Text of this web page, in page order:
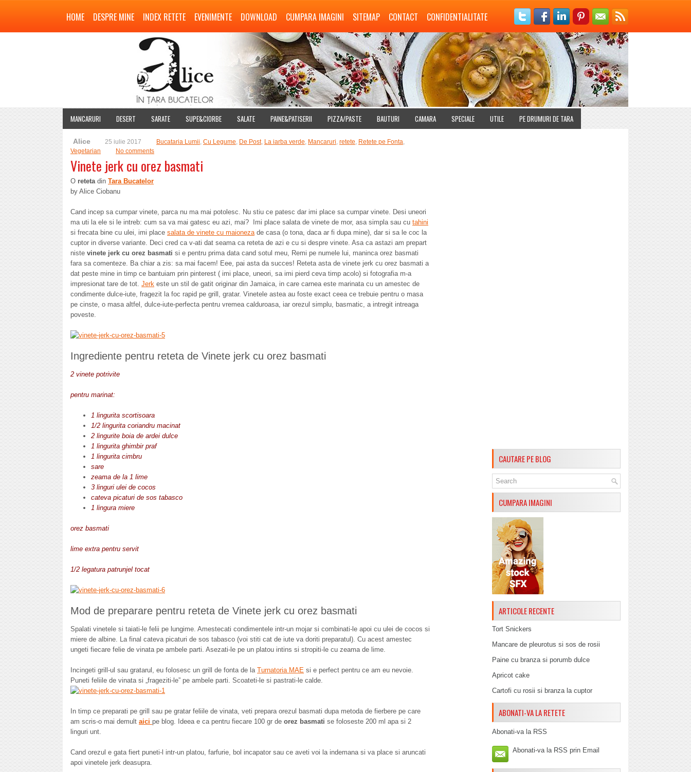
HOME DESPRE MINE INDEX RETETE EVENIMENTE DOWNLOAD CUMPARA IMAGINI SITEMAP CONTACT CONFIDENTIALITATE
MANCARURI DESERT SARATE SUPE&CIORBE SALATE PAINE&PATISERII PIZZA/PASTE BAUTURI CAMARA SPECIALE UTILE PE DRUMURI DE TARA
Alice 25 iulie 2017 Bucataria Lumii, Cu Legume, De Post, La iarba verde, Mancaruri, retete, Retete pe Fonta,
Vegetarian
No comments
Vinete jerk cu orez basmati
O retetadin Tara Bucatelor
by Alice Ciobanu
Cand incep sa cumpar vinete, parca nu ma mai potolesc. Nu stiu ce patesc dar imi place sa cumpar vinete. Desi uneori
ma uti la ele si le intreb: cum sa va mai gatesc eu azi, mai? Imi place salata de vinete de mor, asa simpla sau cu tahini
si frecata bine cu ulei, imi place salata de vinete cu maionezade casa (o tona, daca ar fi dupa mine), dar si sa le coc la
cuptor in diverse variante. Deci cred ca v-ati dat seama ca reteta de azi e cu si despre vinete. Asa ca astazi am prepart
niste vinete jerk cu orez basmati si e pentru prima data cand sotul meu, Remi pe numele lui, maninca orez basmati
fara sa comenteze. Ba chiar a zis: sa mai facem! Eee, pai asta da succes! Reteta asta de vinete jerk cu orez basmati a
dat peste mine in timp ce bantuiam prin pinterest ( imi place, uneori, sa imi pierd ceva timp acolo) si fotografia m-a
impresionat tare de tot. Jerk este un stil de gatit originar din Jamaica, in care carnea este marinata cu un amestec de
condimente dulce-iute, fragezit la foc rapid pe grill, gratar. Vinetele astea au foste exact ceea ce trebuie pentru o masa
pe cinste, o masa altfel, dulce-iute-perfecta pentru vremea calduroasa, iar orezul simplu, basmatic, a intregit intreaga
poveste.
Ingrediente pentru reteta de Vinete jerk cu orez basmati
2 vinete potrivite
pentru marinat:
1 lingurita scortisoara
1/2 lingurita coriandru macinat
2 lingurite boia de ardei dulce
1 lingurita ghimbir praf
1 lingurita cimbru
sare
zeama de la 1 lime
3 linguri ulei de cocos
cateva picaturi de sos tabasco
1 lingura miere
orez basmati
lime extra pentru servit
1/2 legatura patrunjel tocat
Mod de preparare pentru reteta de Vinete jerk cu orez basmati
Spalati vinetele si taiati-le felii pe lungime. Amestecati condimentele intr-un mojar si combinati-le apoi cu ulei de cocos si
miere de albine. La final cateva picaturi de sos tabasco (voi stiti cat de iute va doriti preparatul). Cu acest amestec
ungeti fiecare felie de vinata pe ambele parti. Asezati-le pe un platou intins si stropiti-le cu zeama de lime.
Incingeti grill-ul sau gratarul, eu folosesc un grill de fonta de la Turnatoria MAE si e perfect pentru ce am eu nevoie.
Puneti feliile de vinata si „frageziti-le” pe ambele parti. Scoateti-le si pastrati-le calde.
In timp ce preparati pe grill sau pe gratar feliile de vinata, veti prepara orezul basmati dupa metoda de fierbere pe care
am scris-o mai demult aici pe blog. Ideea e ca pentru fiecare 100 gr de orez basmati se foloseste 200 ml apa si 2
linguri unt.
Cand orezul e gata fiert puneti-l intr-un platou, farfurie, bol incapator sau ce aveti voi la indemana si va place si aruncati
apoi vinetele jerk deasupra.
CAUTARE PE BLOG
CUMPARA IMAGINI
ARTICOLE RECENTE
Tort Snickers
Mancare de pleurotus si sos de rosii
Paine cu branza si porumb dulce
Apricot cake
Cartofi cu rosii si branza la cuptor
ABONATI-VA LA RETETE
Abonati-va la RSS
Abonati-va la RSS prin Email